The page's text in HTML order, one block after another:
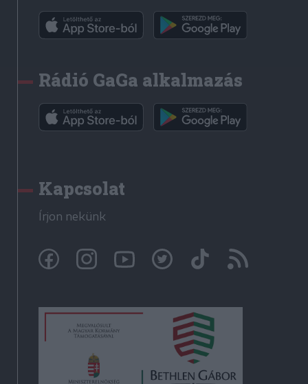
Rádió GaGa alkalmazás
Kapcsolat
Írjon nekünk